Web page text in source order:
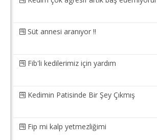
Süt annesi aranıyor !!
Fib'li kedilerimiz için yardım
Kedimin Patisinde Bir Şey Çıkmış
Fip mi kalp yetmezliğimi